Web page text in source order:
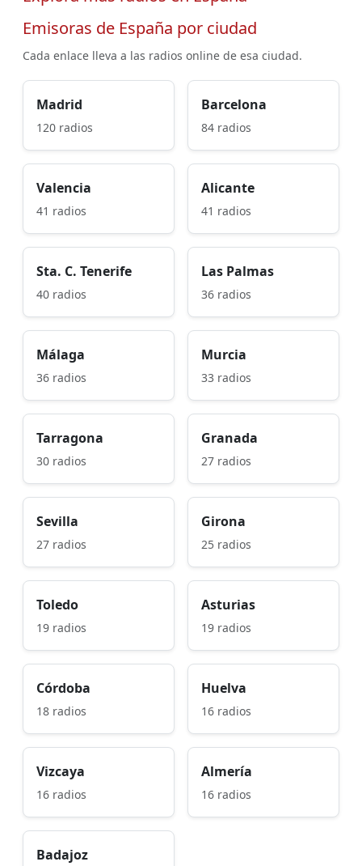
Emisoras de España por ciudad
Cada enlace lleva a las radios online de esa ciudad.
Madrid
120 radios
Barcelona
84 radios
Valencia
41 radios
Alicante
41 radios
Sta. C. Tenerife
40 radios
Las Palmas
36 radios
Málaga
36 radios
Murcia
33 radios
Tarragona
30 radios
Granada
27 radios
Sevilla
27 radios
Girona
25 radios
Toledo
19 radios
Asturias
19 radios
Córdoba
18 radios
Huelva
16 radios
Vizcaya
16 radios
Almería
16 radios
Badajoz